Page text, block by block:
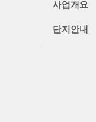
사업개요
단지안내